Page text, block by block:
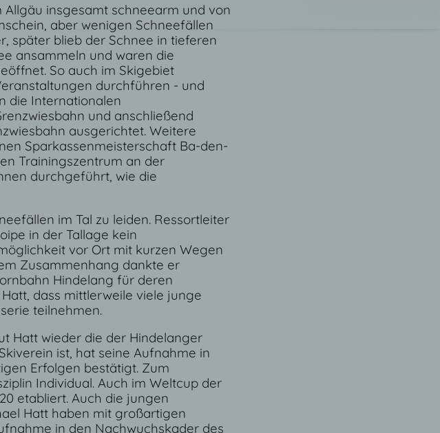
insgesamt schneearm und von
aber wenigen Schneefällen
später blieb der Schnee in tieferen
ansammeln und waren die
So auch im Skigebiet
durchführen - und
die Internationalen
und anschließend
ausgerichtet. Weitere
Sparkassenmeisterschaft Ba-den-
Trainingszentrum an der
durchgeführt, wie die
im Tal zu leiden. Ressortleiter
in der Tallage kein
vor Ort mit kurzen Wegen
Zusammenhang dankte er
Hindelang für deren
dass mittlerweile viele junge
teilnehmen.
Hatt wieder die der Hindelanger
ist, hat seine Aufnahme in
Erfolgen bestätigt. Zum
Individual. Auch im Weltcup der
etabliert. Auch die jungen
Hatt haben mit großartigen
in den Nachwuchskader des